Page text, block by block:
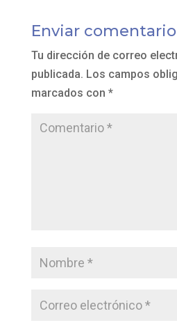
Enviar comentario
Tu dirección de correo
publicada. Los campos
marcados con *